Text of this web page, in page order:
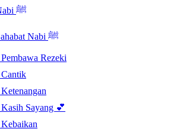
Inspirasi Nama Nabi ﷺ
Inspirasi Nama Sahabat Nabi ﷺ
Rezeki
Sayang 💕